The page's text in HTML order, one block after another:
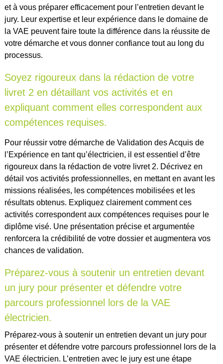
et à vous préparer efficacement pour l’entretien devant le
jury. Leur expertise et leur expérience dans le domaine de
la VAE peuvent faire toute la différence dans la réussite de
votre démarche et vous donner confiance tout au long du
processus.
Soyez rigoureux dans la rédaction de votre
livret 2 en détaillant vos activités et en
expliquant comment elles correspondent aux
compétences requises.
Pour réussir votre démarche de Validation des Acquis de
l’Expérience en tant qu’électricien, il est essentiel d’être
rigoureux dans la rédaction de votre livret 2. Décrivez en
détail vos activités professionnelles, en mettant en avant les
missions réalisées, les compétences mobilisées et les
résultats obtenus. Expliquez clairement comment ces
activités correspondent aux compétences requises pour le
diplôme visé. Une présentation précise et argumentée
renforcera la crédibilité de votre dossier et augmentera vos
chances de validation.
Préparez-vous à soutenir un entretien devant
un jury pour présenter et défendre votre
parcours professionnel lors de la VAE
électricien.
Préparez-vous à soutenir un entretien devant un jury pour
présenter et défendre votre parcours professionnel lors de la
VAE électricien. L’entretien avec le jury est une étape